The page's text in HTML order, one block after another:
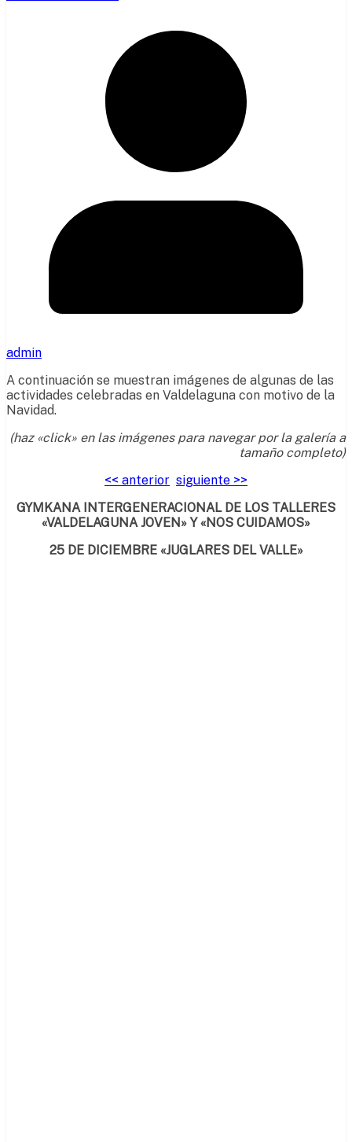
admin
A continuación se muestran imágenes de algunas de las
actividades celebradas en Valdelaguna con motivo de la
Navidad.
(haz «click» en las imágenes para navegar por la galería a
tamaño completo)
<< anterior siguiente >>
GYMKANA INTERGENERACIONAL DE LOS TALLERES
«VALDELAGUNA JOVEN» Y «NOS CUIDAMOS»
25 DE DICIEMBRE «JUGLARES DEL VALLE»